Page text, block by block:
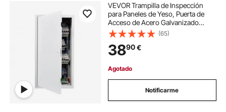
martillos para construccion
cincel de construcción
laser para la construccion
cono de construcción
VEVOR Trampilla de Inspección
para Paneles de Yeso, Puerta de
Acceso de Acero Galvanizado
747x366 mm, con Pestillo de
Destornillador, para Instalación de
Fontanería y Electricidad en
Techos, Blanco
(65)
3890€
Agotado
Notificarme